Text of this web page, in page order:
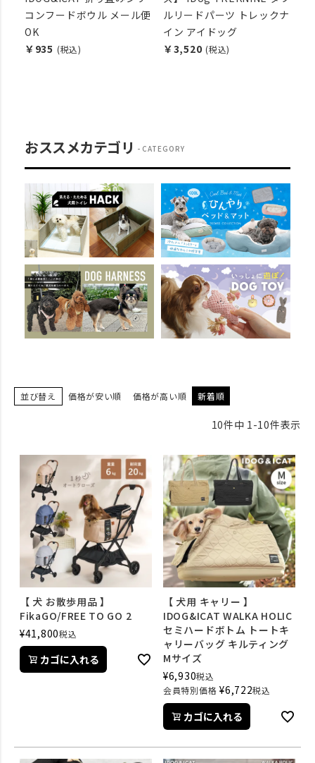
コンフードボウル メール便
OK
￥935 (税込)
ルリードパーツ トレックナ
イン アイドッグ
￥3,520 (税込)
おススメカテゴリ CATEGORY
並び替え 価格が安い順 価格が高い順 新着順
10件中 1-10件表示
【 犬 お散歩用品 】
FikaGO/FREE TO GO 2
¥41,800税込
カゴに入れる
【 犬用 キャリー 】
IDOG&ICAT WALKA HOLIC
セミハードボトム トートキ
ャリーバッグ キルティング
Mサイズ
¥6,930税込
会員特別価格 ¥6,722税込
カゴに入れる